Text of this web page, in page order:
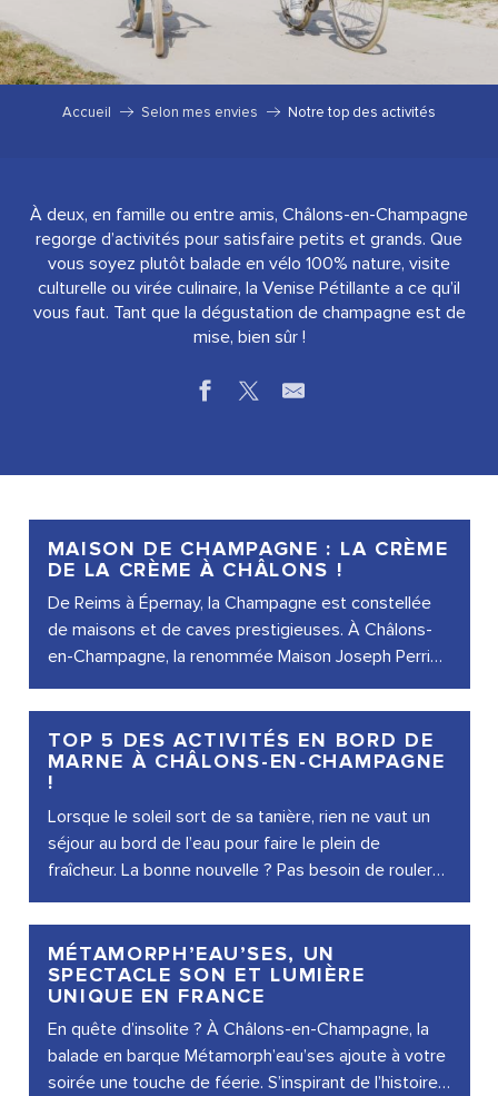
Accueil Selon mes envies Notre top des activités
À deux, en famille ou entre amis, Châlons-en-Champagne
regorge d’activités pour satisfaire petits et grands. Que
vous soyez plutôt balade en vélo 100% nature, visite
culturelle ou virée culinaire, la Venise Pétillante a ce qu’il
vous faut. Tant que la dégustation de champagne est de
mise, bien sûr !
MAISON DE CHAMPAGNE : LA CRÈME
DE LA CRÈME À CHÂLONS !
De Reims à Épernay, la Champagne est constellée
de maisons et de caves prestigieuses. À Châlons-
en-Champagne, la renommée Maison Joseph Perrier
incarne les valeurs et le...
TOP 5 DES ACTIVITÉS EN BORD DE
MARNE À CHÂLONS-EN-CHAMPAGNE
!
Lorsque le soleil sort de sa tanière, rien ne vaut un
séjour au bord de l’eau pour faire le plein de
fraîcheur. La bonne nouvelle ? Pas besoin de rouler
MÉTAMORPH’EAU’SES, UN
SPECTACLE SON ET LUMIÈRE
UNIQUE EN FRANCE
En quête d’insolite ? À Châlons-en-Champagne, la
balade en barque Métamorph’eau’ses ajoute à votre
soirée une touche de féerie. S’inspirant de l’histoire